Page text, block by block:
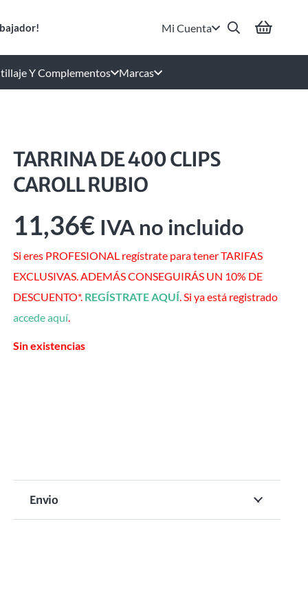
Mi Cuenta
Y Complementos Marcas
TARRINA DE 400 CLIPS
CAROLL RUBIO
11,36€ IVA no incluido
Si eres PROFESIONAL regístrate para tener TARIFAS
EXCLUSIVAS. ADEMÁS CONSEGUIRÁS UN 10% DE
DESCUENTO*. REGÍSTRATE AQUÍ. Si ya está registrado
accede aquí.
Sin existencias
Envio